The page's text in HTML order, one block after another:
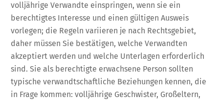
volljährige Verwandte einspringen, wenn sie ein
berechtigtes Interesse und einen gültigen Ausweis
vorlegen; die Regeln variieren je nach Rechtsgebiet,
daher müssen Sie bestätigen, welche Verwandten
akzeptiert werden und welche Unterlagen erforderlich
sind. Sie als berechtigte erwachsene Person sollten
typische verwandtschaftliche Beziehungen kennen, die
in Frage kommen: volljährige Geschwister, Großeltern,